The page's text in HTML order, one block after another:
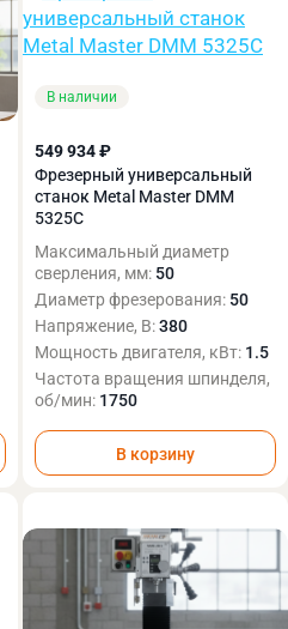
В наличии
549 934 ₽
Фрезерный универсальный
станок Metal Master DMM
5325C
Максимальный диаметр
сверления, мм: 50
Диаметр фрезерования: 50
Напряжение, В:380
Мощность двигателя, кВт: 1.5
Частота вращения шпинделя,
об/мин: 1750
В корзину